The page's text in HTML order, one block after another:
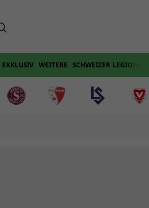
EXKLUSIV WEITERE SCHWEIZER LEGIONÄRE